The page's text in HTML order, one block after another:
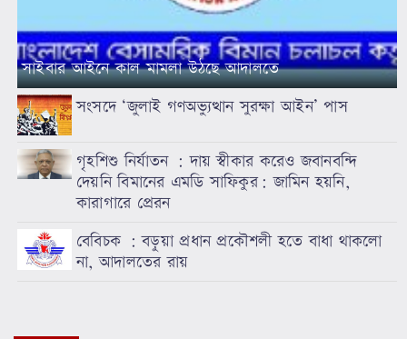
সাইবার আইনে কাল মামলা উঠছে আদালতে
সংসদে ‘জুলাই গণঅভ্যুত্থান সুরক্ষা আইন’ পাস
গৃহশিশু নির্যাতন : দায় স্বীকার করেও জবানবন্দি
দেয়নি বিমানের এমডি সাফিকুর: জামিন হয়নি,
কারাগারে প্রেরন
বেবিচক : বড়ুয়া প্রধান প্রকৌশলী হতে বাধা থাকলো
না, আদালতের রায়